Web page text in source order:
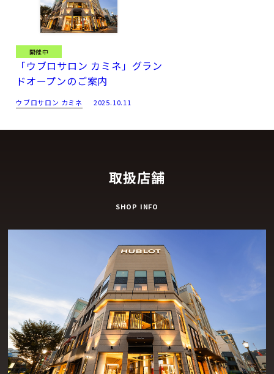
開催中
「ウブロサロン カミネ」グラン
ドオープンのご案内
ウブロサロン カミネ 2025.10.11
取扱店舗
SHOP INFO